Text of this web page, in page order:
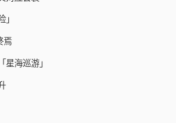
焉
海巡游」